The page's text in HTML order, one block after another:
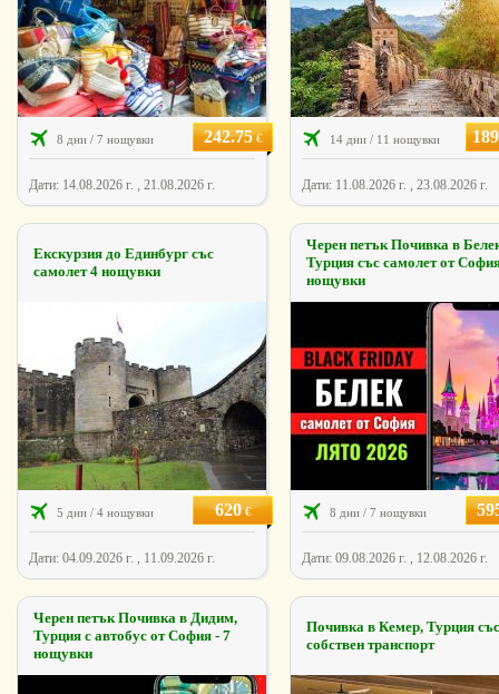
8 дни / 7 нощувки 242.75€
Дати: 14.08.2026 г. , 21.08.2026 г.
14 дни / 11 нощувки
Дати: 11.08.2026 г. , 23.08.2026 г.
Екскурзия до Единбург със
самолет 4 нощувки
5 дни / 4 нощувки 620€
Дати: 04.09.2026 г. , 11.09.2026 г.
Черен петък Почивка в
Турция със самолет от
нощувки
8 дни / 7 нощувки
Дати: 09.08.2026 г. , 12.08.2026 г.
Черен петък Почивка в Дидим,
Турция с автобус от София - 7
нощувки
Почивка в Кемер, Турция със
собствен транспорт